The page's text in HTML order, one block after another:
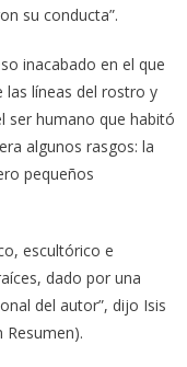
su conducta”.
inacabado en el que
las líneas del rostro y
ser humano que habitó
algunos rasgos: la
pequeños
escultórico e
dado por una
del autor”, dijo Isis
Resumen).